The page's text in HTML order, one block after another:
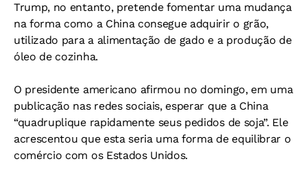
Trump, no entanto, pretende fomentar uma mudança
na forma como a China consegue adquirir o grão,
utilizado para a alimentação de gado e a produção de
óleo de cozinha.
O presidente americano afirmou no domingo, em uma
publicação nas redes sociais, esperar que a China
“quadruplique rapidamente seus pedidos de soja”. Ele
acrescentou que esta seria uma forma de equilibrar o
comércio com os Estados Unidos.